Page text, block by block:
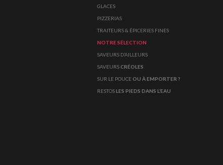
GLACES
PIZZERIAS
TRAITEURS & ÉPICERIES FINES
NOTRE SÉLECTION
SAVEURS D’AILLEURS
SAVEURS CRÉOLES
SUR LE POUCE OU À EMPORTER ?
RESTOS LES PIEDS DANS L’EAU